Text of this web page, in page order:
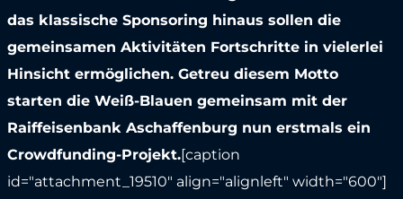
das klassische Sponsoring hinaus sollen die
gemeinsamen Aktivitäten Fortschritte in vielerlei
Hinsicht ermöglichen. Getreu diesem Motto
starten die Weiß-Blauen gemeinsam mit der
Raiffeisenbank Aschaffenburg nun erstmals ein
Crowdfunding-Projekt.[caption
id="attachment_19510" align="alignleft" width="600"]